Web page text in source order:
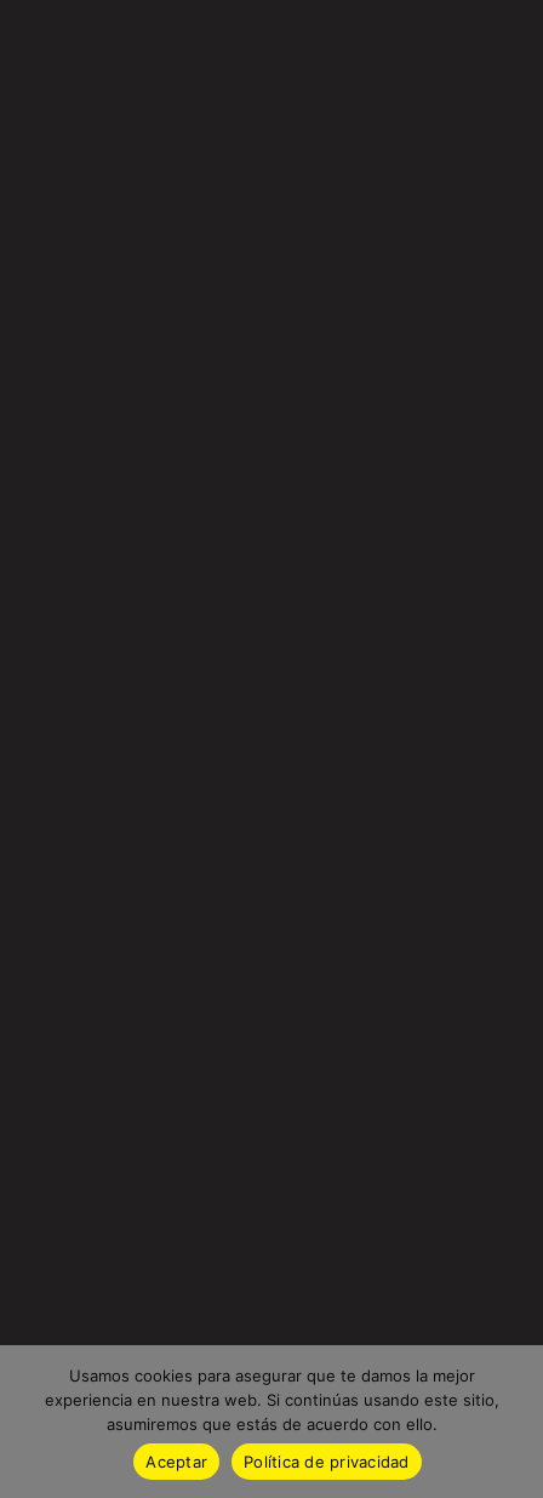
Usamos cookies para asegurar que te damos la mejor
experiencia en nuestra web. Si continúas usando este sitio,
asumiremos que estás de acuerdo con ello.
Aceptar
Política de privacidad